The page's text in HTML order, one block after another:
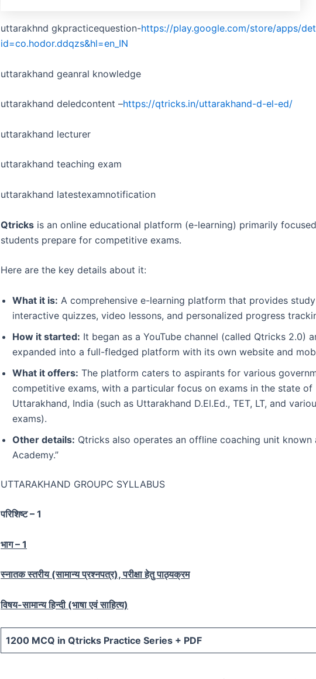
uttarakhnd gkpracticequestion-https://play.google.com/store/apps/
id=co.hodor.ddqzs&hl=en_IN
uttarakhand geanral knowledge
uttarakhand deledcontent –https://qtricks.in/uttarakhand-d-el-ed/
uttarakhand lecturer
uttarakhand teaching exam
uttarakhand latestexamnotification
Qtricks is an online educational platform (e-learning) primarily
students prepare for competitive exams.
Here are the key details about it:
What it is: A comprehensive e-learning platform that provides
interactive quizzes, video lessons, and personalized progress
How it started: It began as a YouTube channel (called Qtricks 2.0)
expanded into a full-fledged platform with its own website and
What it offers: The platform caters to aspirants for various
competitive exams, with a particular focus on exams in the state of
Uttarakhand, India (such as Uttarakhand D.El.Ed., TET, LT, and
exams).
Other details: Qtricks also operates an offline coaching unit known
Academy.”
UTTARAKHAND GROUPC SYLLABUS
परिशिष्ट – 1
भाग – 1
स्नातक स्तरीय (सामान्य प्रश्नपत्र), परीक्षा हेतु पाठ्यक्रम
विषय-सामान्य हिन्दी (भाषा एवं साहित्य)
1200 MCQ in Qtricks Practice Series + PDF